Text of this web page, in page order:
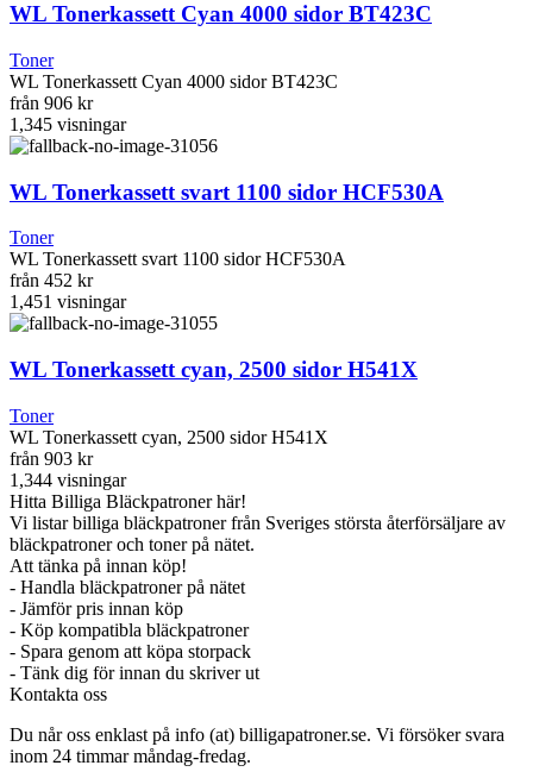
WL Tonerkassett Cyan 4000 sidor BT423C
Toner
WL Tonerkassett Cyan 4000 sidor BT423C
från 906 kr
1,345 visningar
WL Tonerkassett svart 1100 sidor HCF530A
Toner
WL Tonerkassett svart 1100 sidor HCF530A
från 452 kr
1,451 visningar
WL Tonerkassett cyan, 2500 sidor H541X
Toner
WL Tonerkassett cyan, 2500 sidor H541X
från 903 kr
1,344 visningar
Hitta Billiga Bläckpatroner här!
Vi listar billiga bläckpatroner från Sveriges största återförsäljare av
bläckpatroner och toner på nätet.
Att tänka på innan köp!
- Handla bläckpatroner på nätet
- Jämför pris innan köp
- Köp kompatibla bläckpatroner
- Spara genom att köpa storpack
- Tänk dig för innan du skriver ut
Kontakta oss
Du når oss enklast på info (at) billigapatroner.se. Vi försöker svara
inom 24 timmar måndag-fredag.